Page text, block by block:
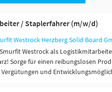
/ Staplerfahrer (m/w/d)
Westrock Herzberg Solid Board
Westrock als
Sorge für einen reibungslosen
und